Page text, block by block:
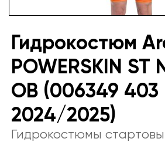
Гидрокостюм
POWERSKIN ST
OB (006349 403
2024/2025)
Гидрокостюмы